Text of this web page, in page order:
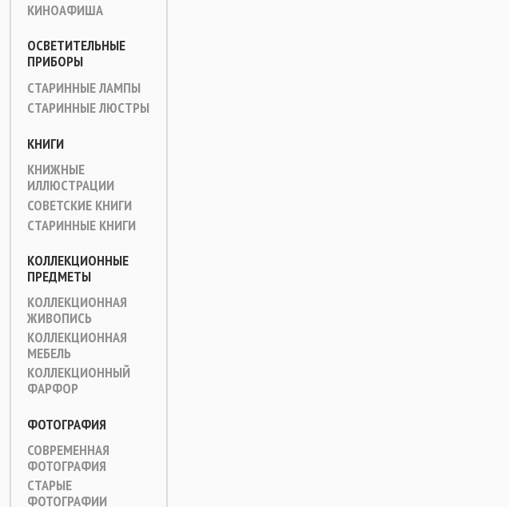
КИНОАФИША
ОСВЕТИТЕЛЬНЫЕ
ПРИБОРЫ
СТАРИННЫЕ ЛАМПЫ
СТАРИННЫЕ ЛЮСТРЫ
КНИГИ
КНИЖНЫЕ
ИЛЛЮСТРАЦИИ
СОВЕТСКИЕ КНИГИ
СТАРИННЫЕ КНИГИ
КОЛЛЕКЦИОННЫЕ
ПРЕДМЕТЫ
КОЛЛЕКЦИОННАЯ
ЖИВОПИСЬ
КОЛЛЕКЦИОННАЯ
МЕБЕЛЬ
КОЛЛЕКЦИОННЫЙ
ФАРФОР
ФОТОГРАФИЯ
СОВРЕМЕННАЯ
ФОТОГРАФИЯ
СТАРЫЕ
ФОТОГРАФИИ